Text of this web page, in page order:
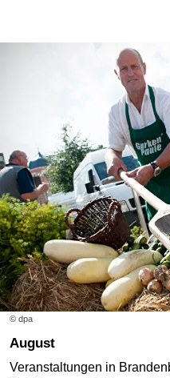
© dpa
August
Veranstaltungen in